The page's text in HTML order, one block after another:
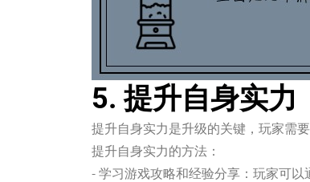
5. 提升自身实力
提升自身实力是升级的关键，玩家需
提升自身实力的方法：
- 学习游戏攻略和经验分享：玩家可